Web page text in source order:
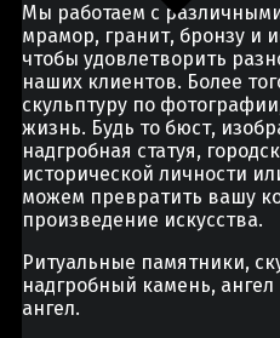
Мы работаем с
мрамор, гранит, бронзу и
чтобы удовлетворить
наших клиентов. Более
скульптуру по
жизнь. Будь то бюст,
надгробная статуя,
исторической личности
можем превратить вашу
произведение искусства.
Ритуальные памятники,
надгробный камень,
ангел.